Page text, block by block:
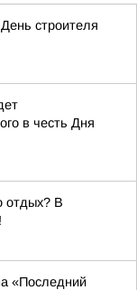
строителя
в честь Дня
отдых? В
«Последний